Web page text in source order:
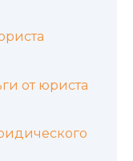
от юриста